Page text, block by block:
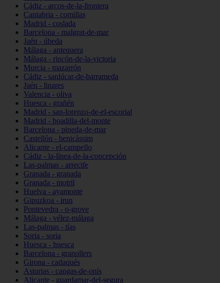
Cádiz - arcos-de-la-frontera
Cantabria - comillas
Madrid - coslada
Barcelona - malgrat-de-mar
Jaén - úbeda
Málaga - antequera
Málaga - rincón-de-la-victoria
Murcia - mazarrón
Cádiz - sanlúcar-de-barrameda
Jaén - linares
Valencia - oliva
Huesca - grañén
Madrid - san-lorenzo-de-el-escorial
Madrid - boadilla-del-monte
Barcelona - pineda-de-mar
Castellón - benicàssim
Alicante - el-campello
Cádiz - la-línea-de-la-concepción
Las-palmas - arrecife
Granada - granada
Granada - motril
Huelva - ayamonte
Gipuzkoa - irun
Pontevedra - o-grove
Málaga - vélez-málaga
Las-palmas - tías
Soria - soria
Huesca - huesca
Barcelona - granollers
Girona - cadaqués
Asturias - cangas-de-onís
Alicante - guardamar-del-segura